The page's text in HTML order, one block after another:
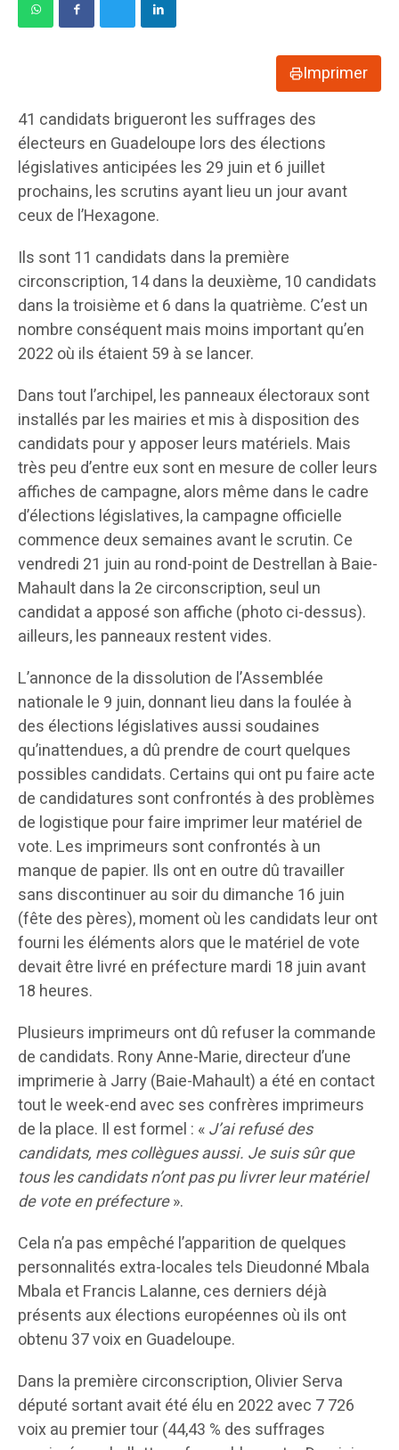
Imprimer
41 candidats brigueront les suffrages des
électeurs en Guadeloupe lors des élections
législatives anticipées les 29 juin et 6 juillet
prochains, les scrutins ayant lieu un jour avant
ceux de l’Hexagone.
Ils sont 11 candidats dans la première
circonscription, 14 dans la deuxième, 10 candidats
dans la troisième et 6 dans la quatrième. C’est un
nombre conséquent mais moins important qu’en
2022 où ils étaient 59 à se lancer.
Dans tout l’archipel, les panneaux électoraux sont
installés par les mairies et mis à disposition des
candidats pour y apposer leurs matériels. Mais
très peu d’entre eux sont en mesure de coller leurs
affiches de campagne, alors même dans le cadre
d’élections législatives, la campagne officielle
commence deux semaines avant le scrutin. Ce
vendredi 21 juin au rond-point de Destrellan à Baie-
Mahault dans la 2e circonscription, seul un
candidat a apposé son affiche (photo ci-dessus).
ailleurs, les panneaux restent vides.
L’annonce de la dissolution de l’Assemblée
nationale le 9 juin, donnant lieu dans la foulée à
des élections législatives aussi soudaines
qu’inattendues, a dû prendre de court quelques
possibles candidats. Certains qui ont pu faire acte
de candidatures sont confrontés à des problèmes
de logistique pour faire imprimer leur matériel de
vote. Les imprimeurs sont confrontés à un
manque de papier. Ils ont en outre dû travailler
sans discontinuer au soir du dimanche 16 juin
(fête des pères), moment où les candidats leur ont
fourni les éléments alors que le matériel de vote
devait être livré en préfecture mardi 18 juin avant
18 heures.
Plusieurs imprimeurs ont dû refuser la commande
de candidats. Rony Anne-Marie, directeur d’une
imprimerie à Jarry (Baie-Mahault) a été en contact
tout le week-end avec ses confrères imprimeurs
de la place. Il est formel : «J’ai refusé des
candidats, mes collègues aussi. Je suis sûr que
tous les candidats n’ont pas pu livrer leur matériel
de vote en préfecture».
Cela n’a pas empêché l’apparition de quelques
personnalités extra-locales tels Dieudonné Mbala
Mbala et Francis Lalanne, ces derniers déjà
présents aux élections européennes où ils ont
obtenu 37 voix en Guadeloupe.
Dans la première circonscription, Olivier Serva
député sortant avait été élu en 2022 avec 7 726
voix au premier tour (44,43 % des suffrages